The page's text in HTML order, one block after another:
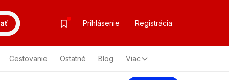
Prihlásenie Registrácia
Cestovanie Ostatné Blog Viac